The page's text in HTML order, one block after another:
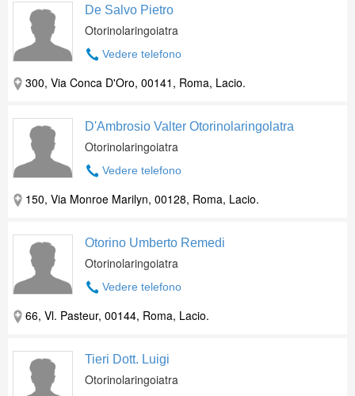
De Salvo Pietro
Otorinolaringoiatra
Vedere telefono
300, Via Conca D'Oro, 00141, Roma, Lacio.
D'Ambrosio Valter Otorinolaringolatra
Otorinolaringoiatra
Vedere telefono
150, Via Monroe Marilyn, 00128, Roma, Lacio.
Otorino Umberto Remedi
Otorinolaringoiatra
Vedere telefono
66, Vl. Pasteur, 00144, Roma, Lacio.
Tieri Dott. Luigi
Otorinolaringoiatra